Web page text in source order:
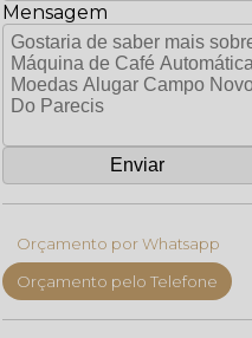
Mensagem
Orçamento por Whatsapp
Orçamento pelo Telefone